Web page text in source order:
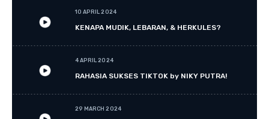
10 APRIL 2024
KENAPA MUDIK, LEBARAN, & HERKULES?
4 APRIL 2024
RAHASIA SUKSES TIKTOK by NIKY PUTRA!
29 MARCH 2024